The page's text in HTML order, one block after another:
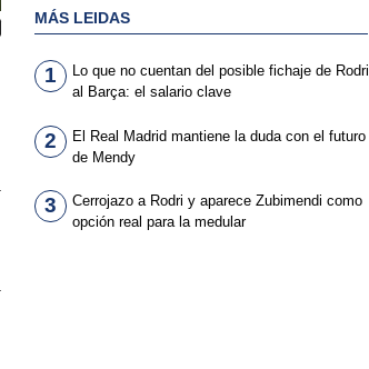
MÁS LEIDAS
1
Lo que no cuentan del posible fichaje de Rodri
al Barça: el salario clave
2
El Real Madrid mantiene la duda con el futuro
de Mendy
3
Cerrojazo a Rodri y aparece Zubimendi como
opción real para la medular